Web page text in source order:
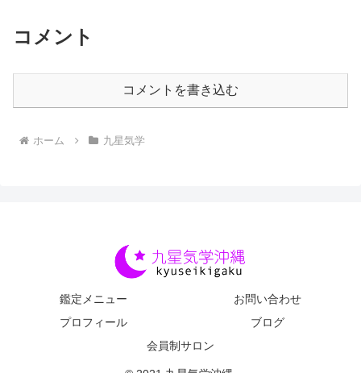
コメント
コメントを書き込む
ホーム 九星気学
鑑定メニュー
お問い合わせ
プロフィール
ブログ
会員制サロン